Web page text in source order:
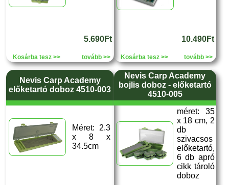
5.690Ft
Kosárba tesz >> tovább >>
10.490Ft
Kosárba tesz >> tovább >>
Nevis Carp Academy
előketartó doboz 4510-003
Méret: 2.3
x 8 x
34.5cm
Nevis Carp Academy
bojlis doboz - előketartó
4510-005
méret: 35
x 18 cm, 2
db
szivacsos
előketartó,
6 db apró
cikk tároló
doboz